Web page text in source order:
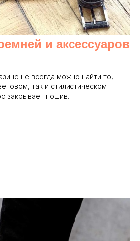
и аксессуаров
не всегда можно найти то,
так и стилистическом
закрывает пошив.